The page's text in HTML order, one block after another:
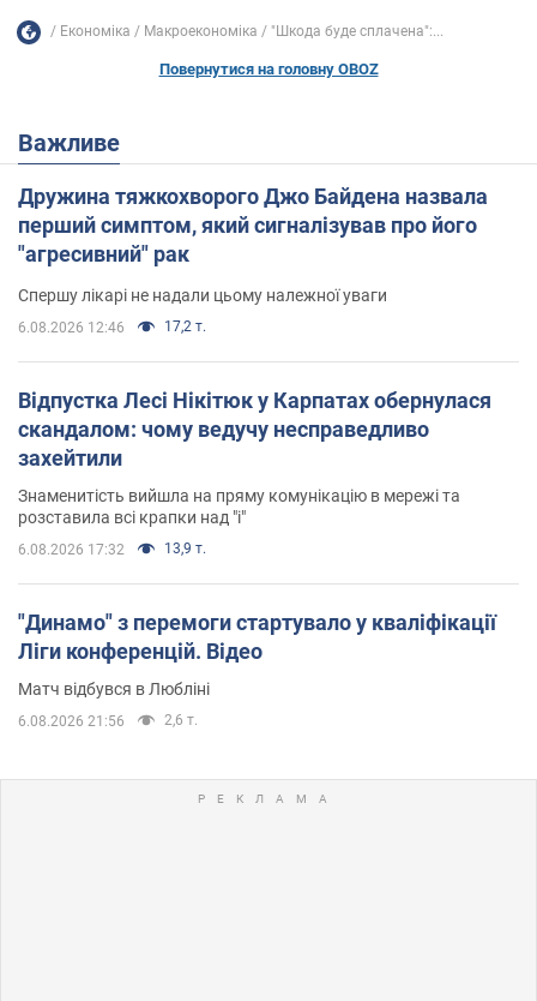
Економіка Mакроекономіка "Шкода буде сплачена":...
Повернутися на головну OBOZ
Важливе
Дружина тяжкохворого Джо Байдена назвала
перший симптом, який сигналізував про його
"агресивний" рак
Спершу лікарі не надали цьому належної уваги
6.08.2026 12:46 17,2 т.
Відпустка Лесі Нікітюк у Карпатах обернулася
скандалом: чому ведучу несправедливо
захейтили
Знаменитість вийшла на пряму комунікацію в мережі та
розставила всі крапки над "і"
6.08.2026 17:32 13,9 т.
"Динамо" з перемоги стартувало у кваліфікації
Ліги конференцій. Відео
Матч відбувся в Любліні
6.08.2026 21:56 2,6 т.